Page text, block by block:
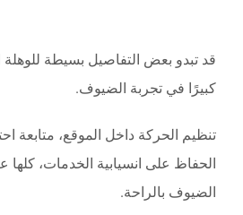
قد تبدو بعض التفاصيل بسيطة للوهلة
كبيرًا في تجربة الضيوف.
تنظيم الحركة داخل الموقع، متابعة
الحفاظ على انسيابية الخدمات،
الضيوف بالراحة.